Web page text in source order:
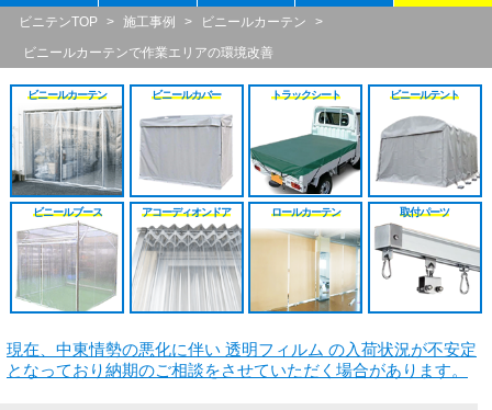
ビニテンTOP > 施工事例 > ビニールカーテン
>
ビニールカーテンで作業エリアの環境改善
ビニールカーテン ビニールカバー トラックシート ビニールテント
ビニールブース アコーディオンドア ロールカーテン 取付パーツ
現在、中東情勢の悪化に伴い 透明フィルム の入荷状況が不安定
となっており納期のご相談をさせていただく場合があります。
溶接遮光ビニールカ
オプション加工一覧
戻る
不燃ターポリン電動
屋外/野外用ロールス
戻る
大型カーテンレール
D40隙間シートレール
XGレール
HGレール
ベンダーレール
その他部品関連
間仕切ポール
カバー
シート
原反カット販売
耐熱シート原反・カ
溶接遮光シート原反
のれんカーテン原反
のれんカーテン可動
戻る
戻る
お支払い方法
大口割引
無料見積り
施工工事見積り
パートナー募集
戻る